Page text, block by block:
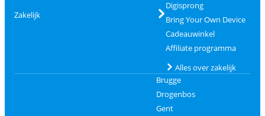
Zakelijk
Digisprong
Bring Your Own Device
Cadeauwinkel
Affiliate programma
Alles over zakelijk
Brugge
Drogenbos
Gent